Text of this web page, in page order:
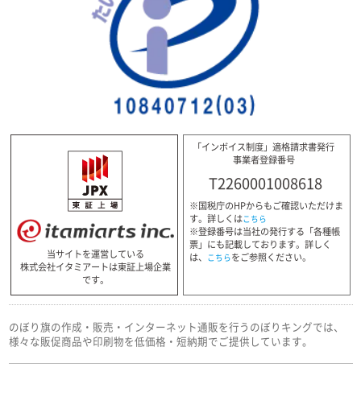
当サイトを運営している
株式会社イタミアートは東証上場企業
です。
「インボイス制度」適格請求書発行
事業者登録番号
T2260001008618
※国税庁のHPからもご確認いただけま
す。詳しくはこちら
※登録番号は当社の発行する「各種帳
票」にも記載しております。詳しく
は、 こちらをご参照ください。
のぼり旗の作成・販売・インターネット通販を行うのぼりキングでは、
様々な販促商品や印刷物を低価格・短納期でご提供しています。